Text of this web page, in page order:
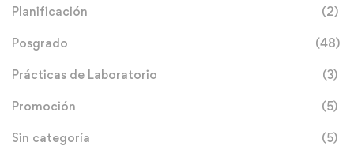
Planificación (2)
Posgrado (48)
Prácticas de Laboratorio (3)
Promoción (5)
Sin categoría (5)